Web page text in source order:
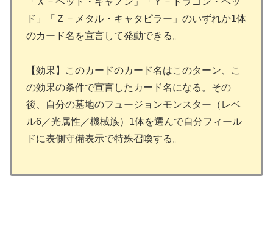
ド」「Ｚ－メタル・キャタピラー」のいずれか1体
のカード名を宣言して発動できる。
【効果】このカードのカード名はこのターン、こ
の効果の条件で宣言したカード名になる。その
後、自分の墓地のフュージョンモンスター（レベ
ル6／光属性／機械族）1体を選んで自分フィール
ドに表側守備表示で特殊召喚する。